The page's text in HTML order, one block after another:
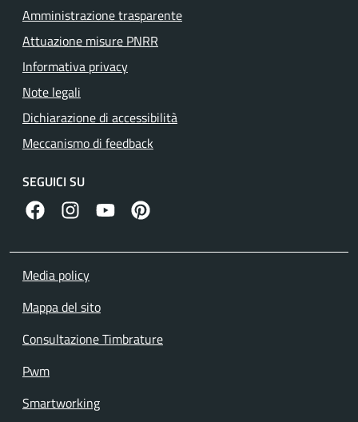
Amministrazione trasparente
Attuazione misure PNRR
Informativa privacy
Note legali
Dichiarazione di accessibilità
Meccanismo di feedback
SEGUICI SU
facebook instagramcanale youtube
pinterest
Media policy
Mappa del sito
Consultazione Timbrature
Pwm
Smartworking